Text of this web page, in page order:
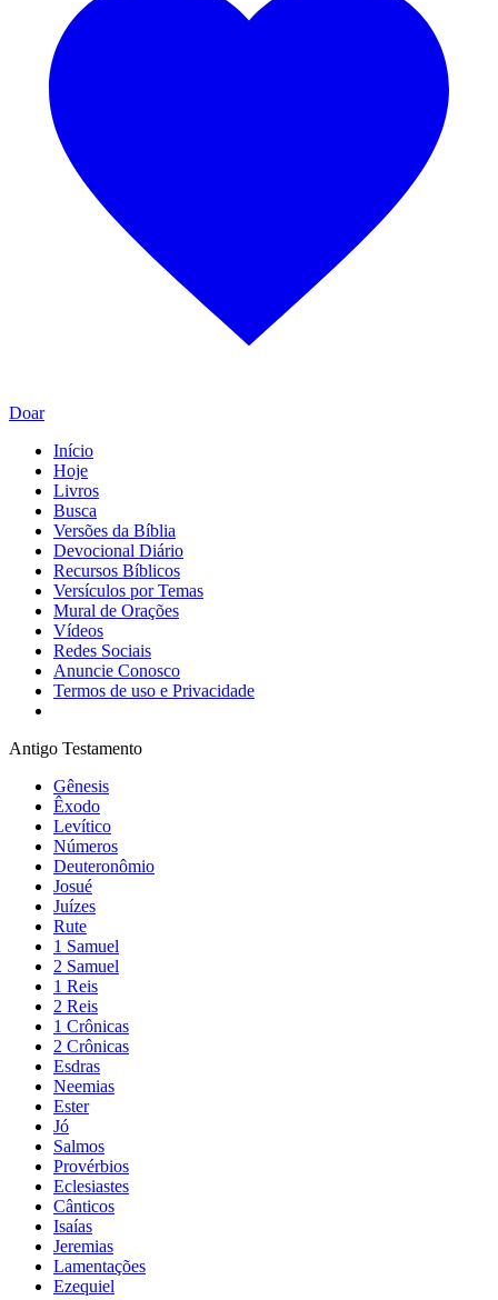
Doar
Início
Hoje
Livros
Busca
Versões da Bíblia
Devocional Diário
Recursos Bíblicos
Versículos por Temas
Mural de Orações
Vídeos
Redes Sociais
Anuncie Conosco
Termos de uso e Privacidade
Antigo Testamento
Gênesis
Êxodo
Levítico
Números
Deuteronômio
Josué
Juízes
Rute
1 Samuel
2 Samuel
1 Reis
2 Reis
1 Crônicas
2 Crônicas
Esdras
Neemias
Ester
Jó
Salmos
Provérbios
Eclesiastes
Cânticos
Isaías
Jeremias
Lamentações
Ezequiel